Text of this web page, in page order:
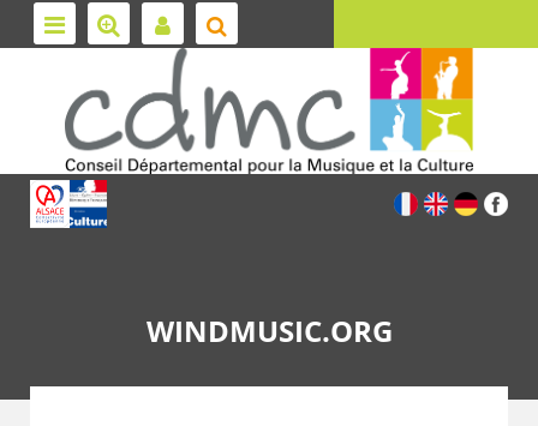
WINDMUSIC.ORG